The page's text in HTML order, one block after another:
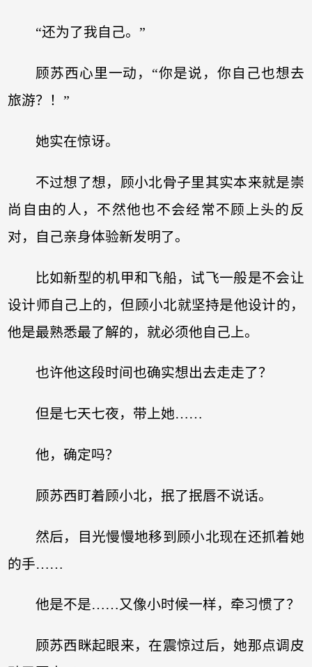
“还为了我自己。”
顾苏西心里一动，“你是说，你自己也想去
旅游？！”
她实在惊讶。
不过想了想，顾小北骨子里其实本来就是崇
尚自由的人，不然他也不会经常不顾上头的反
对，自己亲身体验新发明了。
比如新型的机甲和飞船，试飞一般是不会让
设计师自己上的，但顾小北就坚持是他设计的，
他是最熟悉最了解的，就必须他自己上。
也许他这段时间也确实想出去走走了？
但是七天七夜，带上她……
他，确定吗？
顾苏西盯着顾小北，抿了抿唇不说话。
然后，目光慢慢地移到顾小北现在还抓着她
的手……
他是不是……又像小时候一样，牵习惯了？
顾苏西眯起眼来，在震惊过后，她那点调皮